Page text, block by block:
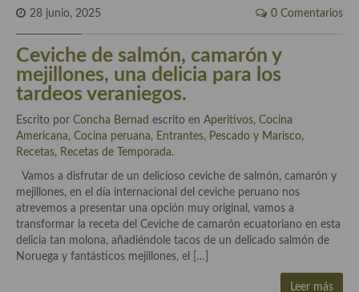
Arroces Y fideuás
Legumbres y cereales
Cuscús
Huevos
Masas elaboradas con harina, pizzas, quiches y demás
Plato principal
Aves
Carne
28 junio, 2025 0 Comentarios
Ceviche de salmón, camarón y
mejillones, una delicia para los
tardeos veraniegos.
Escrito por Concha Bernad escrito en Aperitivos, Cocina
Americana, Cocina peruana, Entrantes, Pescado y Marisco,
Recetas, Recetas de Temporada.
Vamos a disfrutar de un delicioso ceviche de salmón, camarón y
mejillones, en el día internacional del ceviche peruano nos
atrevemos a presentar una opción muy original, vamos a
transformar la receta del Ceviche de camarón ecuatoriano en esta
delicia tan molona, añadiéndole tacos de un delicado salmón de
Noruega y fantásticos mejillones, el […]
Leer más